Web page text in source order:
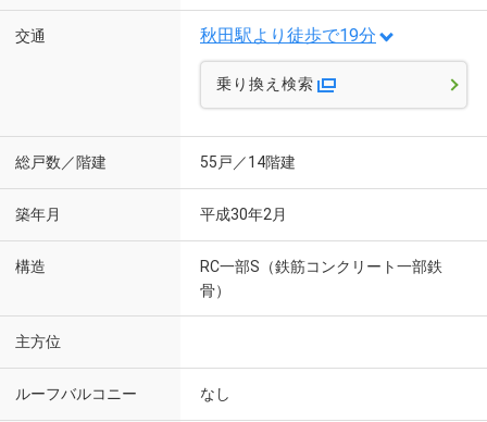
交通 秋田駅より徒歩で19分
乗り換え検索
総戸数／階建 55戸／14階建
築年月 平成30年2月
構造
RC一部S（鉄筋コンクリート一部鉄
骨）
主方位
ルーフバルコニー なし